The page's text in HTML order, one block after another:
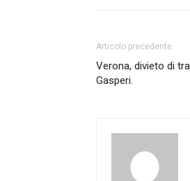
Articolo precedente
Verona, divieto di
Gasperi.